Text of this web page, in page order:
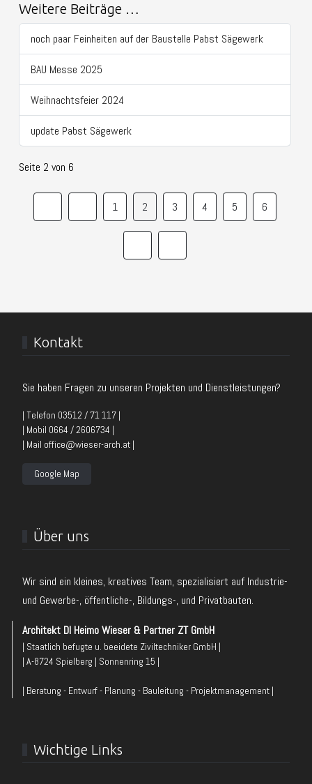
Weitere Beiträge …
noch paar Feinheiten auf der Baustelle Pabst Sägewerk
BAU Messe 2025
Weihnachtsfeier 2024
update Pabst Sägewerk
Seite 2 von 6
1 2 3 4 5 6
Kontakt
Sie haben Fragen zu unseren Projekten und Dienstleistungen?
| Telefon 03512 / 71 117 |
| Mobil 0664 / 2606734 |
| Mail office@wieser-arch.at |
Google Map
Über uns
Wir sind ein kleines, kreatives Team, spezialisiert auf Industrie-
und Gewerbe-, öffentliche-, Bildungs-, und Privatbauten.
Architekt DI Heimo Wieser & Partner ZT GmbH
| Staatlich befugte u. beeidete Ziviltechniker GmbH |
| A-8724 Spielberg | Sonnenring 15 |
| Beratung - Entwurf - Planung - Bauleitung - Projektmanagement |
Wichtige Links